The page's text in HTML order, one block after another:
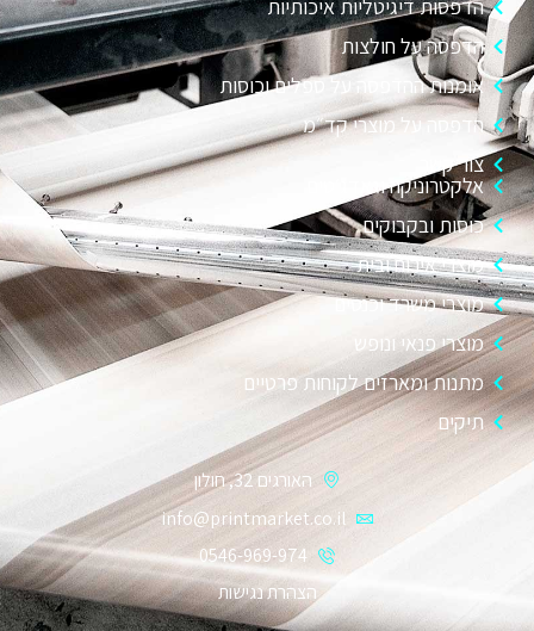
הדפסות דיגיטליות איכותיות
הדפסה על חולצות
אומנות ההדפסה על ספלים וכוסות
הדפסה על מוצרי קד״מ
צור קשר
אלקטרוניקה וגאדג׳טים
כוסות ובקבוקים
מוצרי אירוח ובית
מוצרי משרד וכנסים
מוצרי פנאי ונופש
מתנות ומארזים לקוחות פרטיים
תיקים
האורגים 32, חולון
info@printmarket.co.il
0546-969-974
הצהרת נגישות